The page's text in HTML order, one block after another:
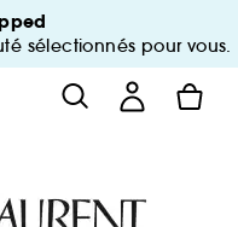
sélectionnés pour vous.